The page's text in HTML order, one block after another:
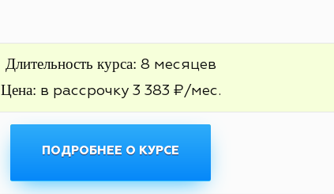
Длительность курса: 8 месяцев
Цена: в рассрочку 3 383 ₽/мес.
ПОДРОБНЕЕ О КУРСЕ